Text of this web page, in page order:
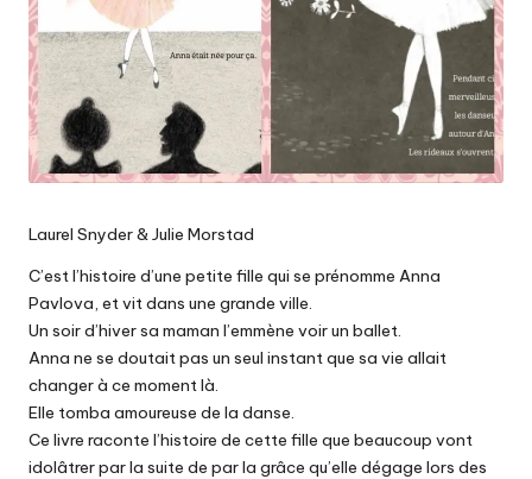
Laurel Snyder & Julie Morstad
C’est l’histoire d’une petite fille qui se prénomme Anna
Pavlova, et vit dans une grande ville.
Un soir d’hiver sa maman l’emmène voir un ballet.
Anna ne se doutait pas un seul instant que sa vie allait
changer à ce moment là.
Elle tomba amoureuse de la danse.
Ce livre raconte l’histoire de cette fille que beaucoup vont
idolâtrer par la suite de par la grâce qu’elle dégage lors des